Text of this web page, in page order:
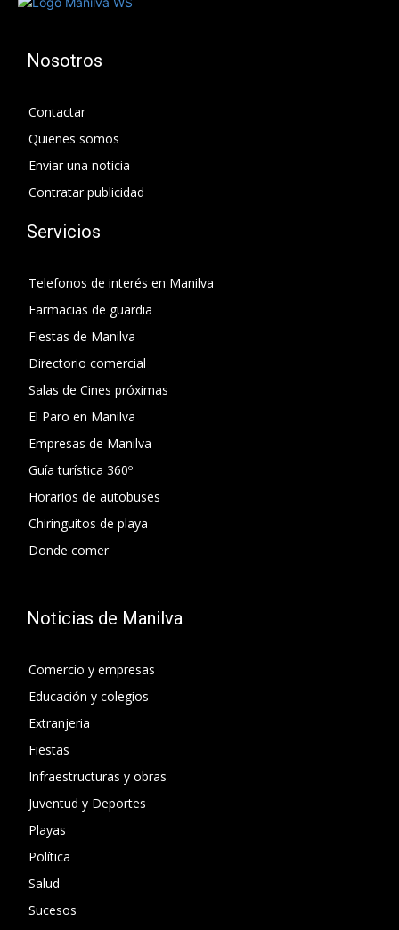
Nosotros
Contactar
Quienes somos
Enviar una noticia
Contratar publicidad
Servicios
Telefonos de interés en Manilva
Farmacias de guardia
Fiestas de Manilva
Directorio comercial
Salas de Cines próximas
El Paro en Manilva
Empresas de Manilva
Guía turística 360º
Horarios de autobuses
Chiringuitos de playa
Donde comer
Noticias de Manilva
Comercio y empresas
Educación y colegios
Extranjeria
Fiestas
Infraestructuras y obras
Juventud y Deportes
Playas
Política
Salud
Sucesos